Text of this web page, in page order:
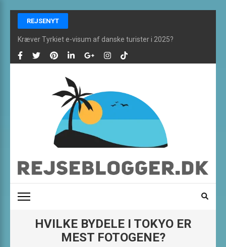
Skip
content
(Press
Enter)
REJSENYT
Kræver Tyrkiet e-visum af danske turister i 2025?
REJSEBLOGGER ONLINE
HVILKE BYDELE I TOKYO ER
MEST FOTOGENE?